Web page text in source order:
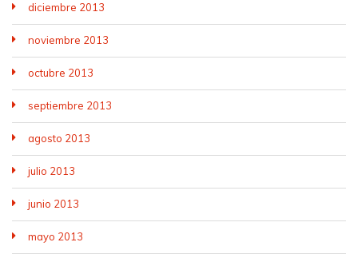
diciembre 2013
noviembre 2013
octubre 2013
septiembre 2013
agosto 2013
julio 2013
junio 2013
mayo 2013